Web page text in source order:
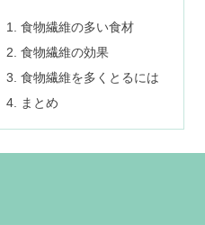
食物繊維の多い食材
食物繊維の効果
食物繊維を多くとるには
まとめ